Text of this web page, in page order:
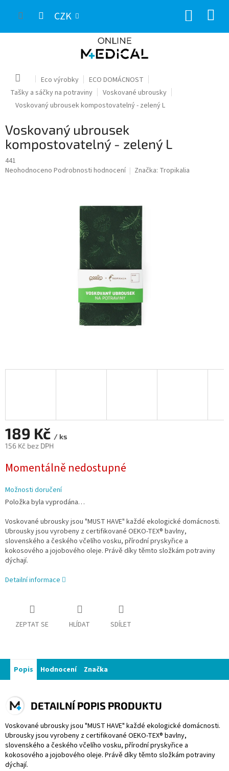
CZK
Domů Eco výrobky
ECO DOMÁCNOST
Tašky a sáčky na potraviny
Voskované ubrousky
Voskovaný ubrousek kompostovatelný - zelený L
Voskovaný ubrousek
kompostovatelný - zelený L
441
Průměrné
Neohodnoceno Podrobnosti hodnocení Značka: Tropikalia
189 Kč / ks
156 Kč bez DPH
cena:
Momentálně nedostupné
Možnosti doručení
Položka byla vyprodána…
Voskované ubrousky jsou "MUST HAVE" každé ekologické domácnosti.
Ubrousky jsou vyrobeny z certifikované OEKO-TEX® bavlny,
slovenského a českého včelího vosku, přírodní pryskyřice a
kokosového a jojobového oleje. Právě díky těmto složkám potraviny
dýchají.
Detailní informace
ZEPTAT SE HLÍDAT SDÍLET
Popis Hodnocení Značka
DETAILNÍ POPIS PRODUKTU
Voskované ubrousky jsou "MUST HAVE" každé ekologické domácnosti.
Ubrousky jsou vyrobeny z certifikované OEKO-TEX® bavlny,
slovenského a českého včelího vosku, přírodní pryskyřice a
kokosového a jojobového oleje. Právě díky těmto složkám potraviny
dýchají.